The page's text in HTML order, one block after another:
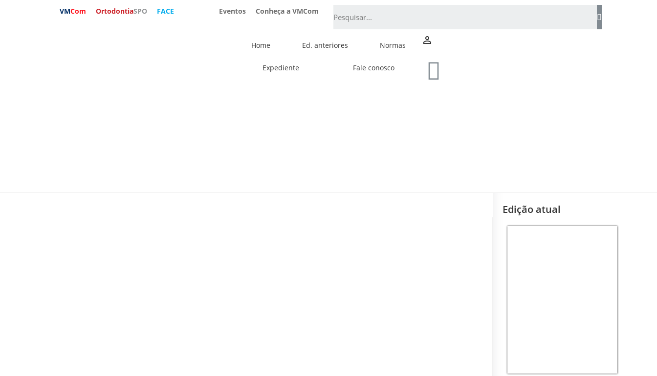
VMCom OrtodontiaSPO FACE Eventos Conheça a VMCom
Home Ed. anteriores Normas
Expediente Fale conosco
person_outline
Edição atual